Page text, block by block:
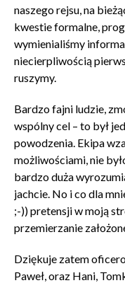
naszego rejsu, na
kwestie formalne,
wymienialiśmy
niecierpliwością
ruszymy.
Bardzo fajni ludzie,
wspólny cel – to był
powodzenia. Ekipa
możliwościami, nie
bardzo duża
jachcie. No i co dla
;-)) pretensji w moją
przemierzanie
Dziękuje zatem
Paweł, oraz Hani,